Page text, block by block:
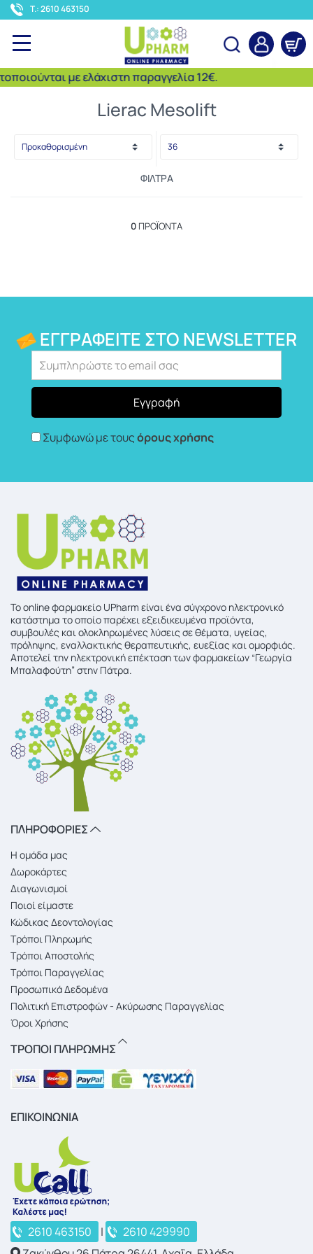
T.: 2610 463150
με ελάχιστη παραγγελία 12€.
Αναζήτηση
Lierac Mesolift
ΦΊΛΤΡΑ
0 ΠΡΟΪΌΝΤΑ
ΕΓΓΡΑΦΕΊΤΕ ΣΤΟ NEWSLETTER
Συμφωνώ με τουςόρους χρήσης
To online φαρμακείο UPharm είναι ένα σύγχρονο ηλεκτρονικό
κατάστημα το οποίο παρέχει εξειδικευμένα προϊόντα,
συμβουλές και ολοκληρωμένες λύσεις σε θέματα, υγείας,
πρόληψης, εναλλακτικής θεραπευτικής, ευεξίας και ομορφιάς.
Αποτελεί την ηλεκτρονική επέκταση των φαρμακείων “Γεωργία
Μπαλαφούτη” στην Πάτρα.
ΠΛΗΡΟΦΟΡΙΕΣ
Η ομάδα μας
Δωροκάρτες
Διαγωνισμοί
Ποιοί είμαστε
Κώδικας Δεοντολογίας
Τρόποι Πληρωμής
Τρόποι Αποστολής
Τρόποι Παραγγελίας
Προσωπικά Δεδομένα
Πολιτική Επιστροφών - Ακύρωσης Παραγγελίας
Όροι Χρήσης
ΤΡΟΠΟΙ ΠΛΗΡΩΜΗΣ
ΕΠΙΚΟΙΝΩΝΙΑ
2610 463150 |
2610 429990